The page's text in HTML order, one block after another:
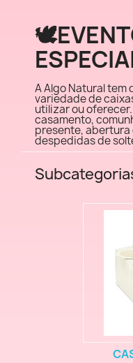
A Algo Natural tem
variedade de
utilizar ou
casamento,
presente, abertura
despedidas de